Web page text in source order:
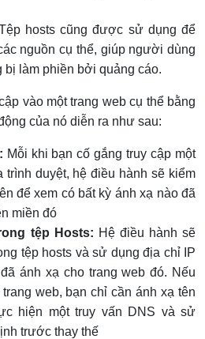
hosts cũng được sử dụng để
nguồn cụ thể, giúp người dùng
bị làm phiền bởi quảng cáo.
vào một trang web cụ thể bằng
của nó diễn ra như sau:
Mỗi khi bạn cố gắng truy cập một
trình duyệt, hệ điều hành sẽ kiểm
để xem có bất kỳ ánh xạ nào đã
miền đó
tệp Hosts: Hệ điều hành sẽ
tệp hosts và sử dụng địa chỉ IP
ánh xạ cho trang web đó. Nếu
web, bạn chỉ cần ánh xạ tên
hiện một truy vấn DNS và sử
trước thay thế